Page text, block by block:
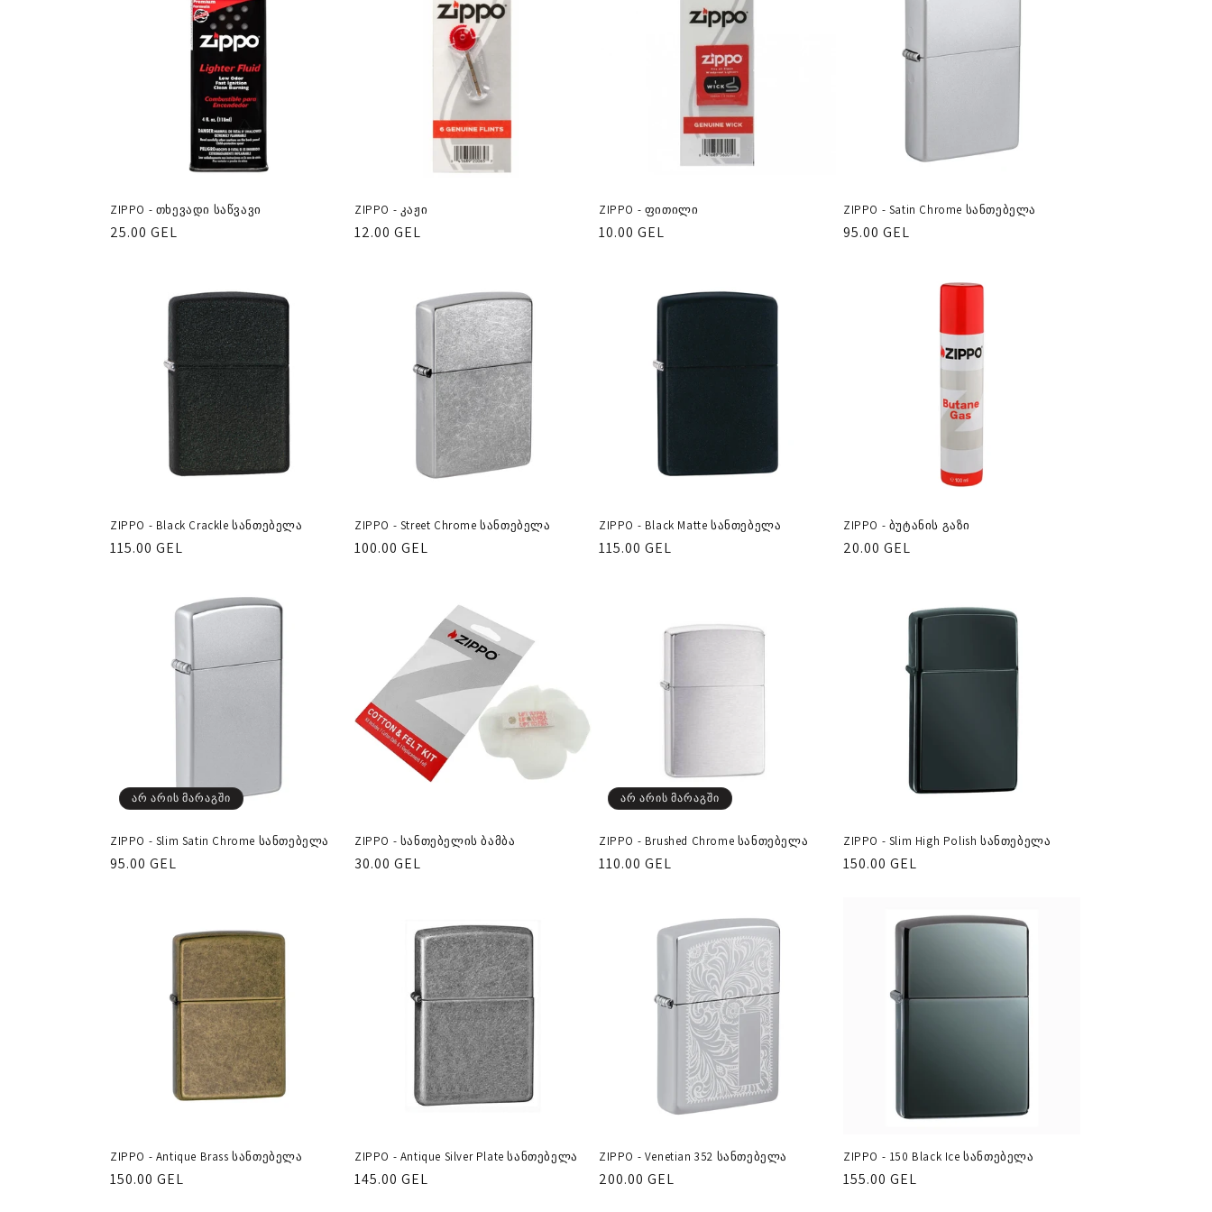
:
ZIPPO - თხევადი საწვავი
რეგულარული
25.00 GEL
ZIPPO - კაჟი
რეგულარული
12.00 GEL
ZIPPO - ფითილი
რეგულარული
10.00 GEL
ZIPPO - Satin Chrome სანთებელა
რეგულარული
95.00 GEL
ZIPPO - Black Crackle სანთებელა
რეგულარული
115.00 GEL
ZIPPO - Street Chrome სანთებელა
რეგულარული
100.00 GEL
ZIPPO - Black Matte სანთებელა
რეგულარული
115.00 GEL
ZIPPO - ბუტანის გაზი
რეგულარული
20.00 GEL
არ არის მარაგში
ZIPPO - Slim Satin Chrome სანთებელა
რეგულარული
95.00 GEL
ZIPPO - სანთებელის ბამბა
რეგულარული
30.00 GEL
არ არის მარაგში
ZIPPO - Brushed Chrome სანთებელა
რეგულარული
110.00 GEL
ZIPPO - Slim High Polish სანთებელა
რეგულარული
150.00 GEL
ZIPPO - Antique Brass სანთებელა
რეგულარული
150.00 GEL
ZIPPO - Antique Silver Plate სანთებელა
რეგულარული
145.00 GEL
ZIPPO - Venetian 352 სანთებელა
რეგულარული
200.00 GEL
ZIPPO - 150 Black Ice სანთებელა
რეგულარული
155.00 GEL